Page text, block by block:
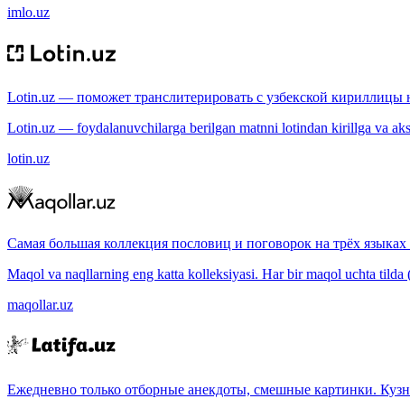
imlo.uz
Lotin.uz — поможет транслитерировать с узбекской кириллицы
Lotin.uz — foydalanuvchilarga berilgan matnni lotindan kirillga va
lotin.uz
Самая большая коллекция пословиц и поговорок на трёх
Maqol va naqllarning eng katta kolleksiyasi. Har bir maqol uchta tilda
maqollar.uz
Ежедневно только отборные анекдоты, смешные картинки.